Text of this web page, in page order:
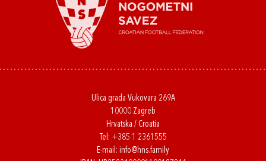
Ulica grada Vukovara 269A
10000 Zagreb
Hrvatska / Croatia
Tel: +385 1 2361555
E-mail: info@hns.family